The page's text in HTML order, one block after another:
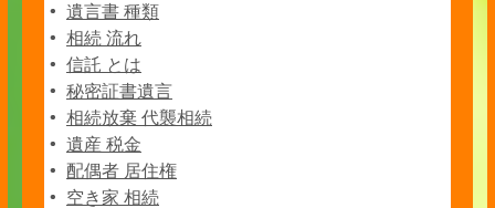
遺言書 種類
相続 流れ
信託 とは
秘密証書遺言
相続放棄 代襲相続
遺産 税金
配偶者 居住権
空き家 相続